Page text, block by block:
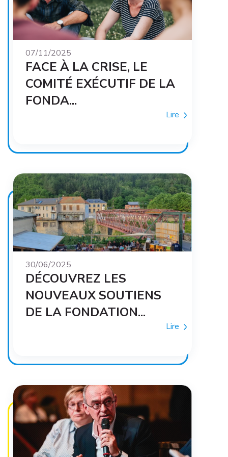
07/11/2025
FACE À LA CRISE, LE
COMITÉ EXÉCUTIF DE LA
FONDA...
Lire
30/06/2025
DÉCOUVREZ LES
NOUVEAUX SOUTIENS
DE LA FONDATION...
Lire